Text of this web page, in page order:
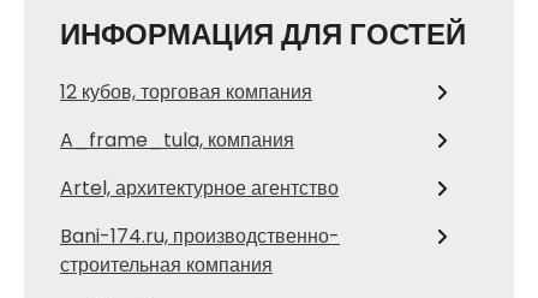
ИНФОРМАЦИЯ ДЛЯ ГОСТЕЙ
12 кубов, торговая компания
A_frame_tula, компания
Artel, архитектурное агентство
Bani-174.ru, производственно-
строительная компания